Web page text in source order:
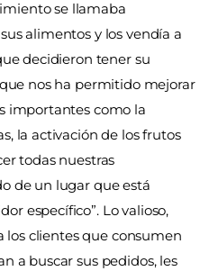
se llamaba
alimentos y los vendía a
decidieron tener su
nos ha permitido mejorar
importantes como la
la activación de los frutos
todas nuestras
de un lugar que está
específico”. Lo valioso,
los clientes que consumen
a buscar sus pedidos, les